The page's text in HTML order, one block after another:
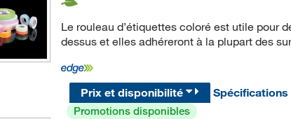
Le rouleau d’étiquettes coloré est utile pour
dessus et elles adhéreront à la plupart des
Prix et disponibilité
Spécifications
Promotions disponibles